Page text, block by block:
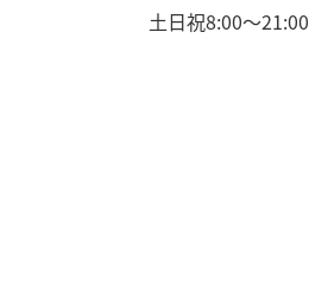
土日祝8:00〜21:00